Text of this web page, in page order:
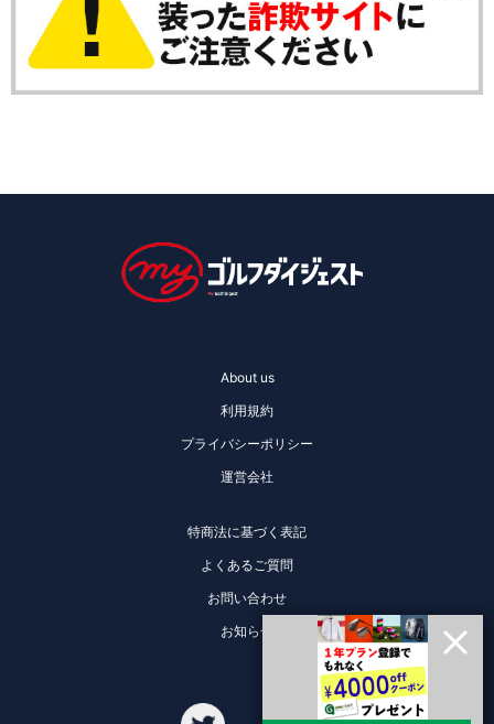
About us
利用規約
プライバシーポリシー
運営会社
特商法に基づく表記
よくあるご質問
お問い合わせ
お知らせ